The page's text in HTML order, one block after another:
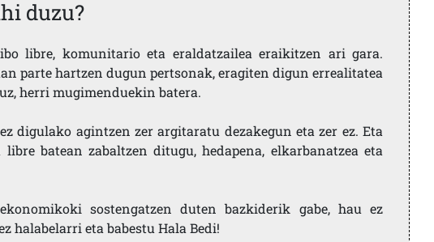
duzu?
libre, komunitario eta eraldatzailea eraikitzen ari gara.
parte hartzen dugun pertsonak, eragiten digun errealitatea
herri mugimenduekin batera.
digulako agintzen zer argitaratu dezakegun eta zer ez. Eta
batean zabaltzen ditugu, hedapena, elkarbanatzea eta
sostengatzen duten bazkiderik gabe, hau ez
halabelarri eta babestu Hala Bedi!